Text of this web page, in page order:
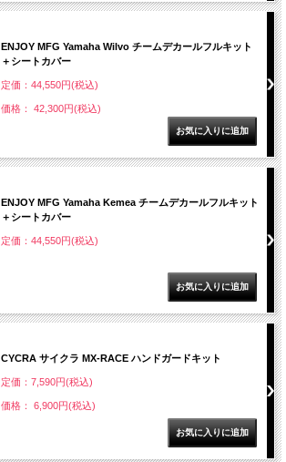
ENJOY MFG Yamaha Wilvo チームデカールフルキット
＋シートカバー
定価：44,550円(税込)
価格： 42,300円(税込)
ENJOY MFG Yamaha Kemea チームデカールフルキット
＋シートカバー
定価：44,550円(税込)
CYCRA サイクラ MX-RACE ハンドガードキット
定価：7,590円(税込)
価格： 6,900円(税込)